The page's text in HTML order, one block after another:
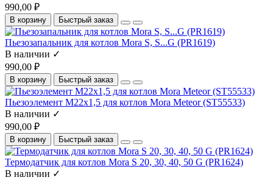
990,00 ₽
В корзину Быстрый заказ
Пьезозапальник для котлов Mora S, S...G (PR1619)
В наличии ✓
990,00 ₽
В корзину Быстрый заказ
Пьезоэлемент М22х1,5 для котлов Mora Meteor (ST55533)
В наличии ✓
990,00 ₽
В корзину Быстрый заказ
Термодатчик для котлов Mora S 20, 30, 40, 50 G (PR1624)
В наличии ✓